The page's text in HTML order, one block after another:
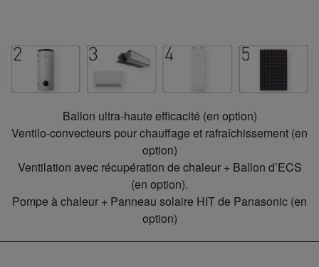
Ballon ultra-haute efficacité (en option)
Ventilo-convecteurs pour chauffage et rafraîchissement (en
option)
Ventilation avec récupération de chaleur + Ballon d’ECS
(en option).
Pompe à chaleur + Panneau solaire HIT de Panasonic (en
option)